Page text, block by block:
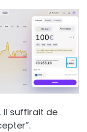
il suffirait de